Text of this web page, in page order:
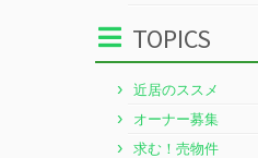
TOPICS
近居のススメ
オーナー募集
求む！売物件